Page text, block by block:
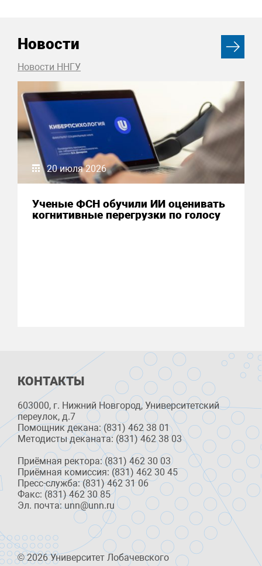
Новости
Новости ННГУ
20 июля 2026
Ученые ФСН обучили ИИ оценивать
когнитивные перегрузки по голосу
КОНТАКТЫ
603000, г. Нижний Новгород, Университетский
переулок, д.7
Помощник декана: (831) 462 38 01
Методисты деканата: (831) 462 38 03
Приёмная ректора: (831) 462 30 03
Приёмная комиссия: (831) 462 30 45
Пресс-служба: (831) 462 31 06
Факс: (831) 462 30 85
Эл. почта: unn@unn.ru
© 2026 Университет Лобачевского